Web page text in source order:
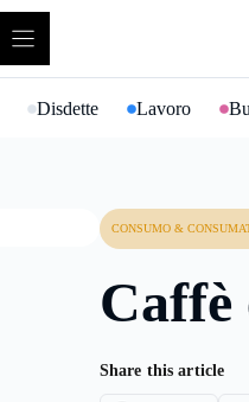
Disdette Lavoro
CONSUMO &
Caffè
Share this article